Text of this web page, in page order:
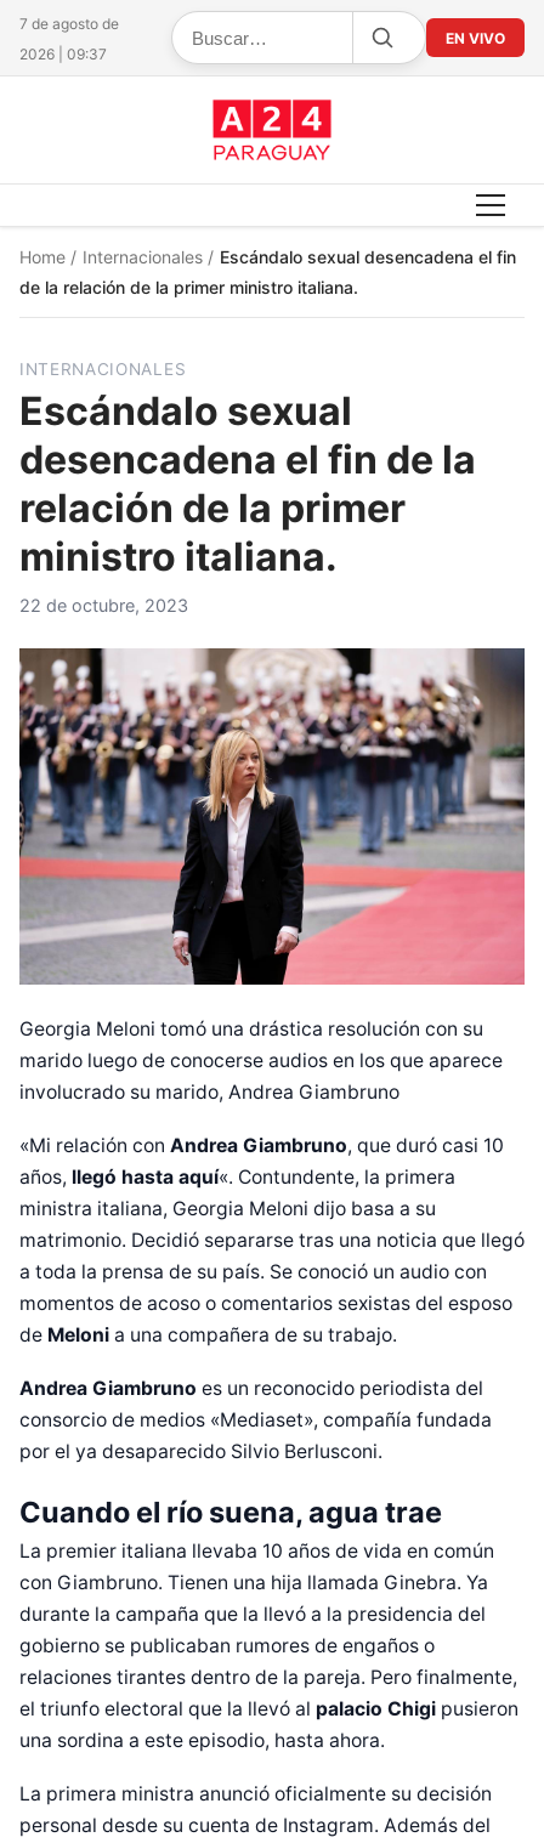
7 de agosto de
2026 | 09:37
EN VIVO
Home / Internacionales / Escándalo sexual desencadena el fin
de la relación de la primer ministro italiana.
INTERNACIONALES
Escándalo sexual
desencadena el fin de la
relación de la primer
ministro italiana.
22 de octubre, 2023
Georgia Meloni tomó una drástica resolución con su
marido luego de conocerse audios en los que aparece
involucrado su marido, Andrea Giambruno
«Mi relación con Andrea Giambruno, que duró casi 10
años, llegó hasta aquí«. Contundente, la primera
ministra italiana, Georgia Meloni dijo basa a su
matrimonio. Decidió separarse tras una noticia que llegó
a toda la prensa de su país. Se conoció un audio con
momentos de acoso o comentarios sexistas del esposo
de Meloni a una compañera de su trabajo.
Andrea Giambruno es un reconocido periodista del
consorcio de medios «Mediaset», compañía fundada
por el ya desaparecido Silvio Berlusconi.
Cuando el río suena, agua trae
La premier italiana llevaba 10 años de vida en común
con Giambruno. Tienen una hija llamada Ginebra. Ya
durante la campaña que la llevó a la presidencia del
gobierno se publicaban rumores de engaños o
relaciones tirantes dentro de la pareja. Pero finalmente,
el triunfo electoral que la llevó al palacio Chigi pusieron
una sordina a este episodio, hasta ahora.
La primera ministra anunció oficialmente su decisión
personal desde su cuenta de Instagram. Además del